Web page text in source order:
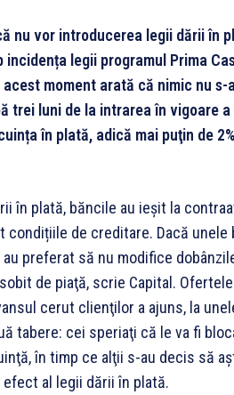
nu vor introducerea legii dării în
legii programul Prima
moment arată că nimic nu
trei luni de la intrarea în vigoare
în plată, adică mai puţin de
în plată, băncile au ieșit la
de creditare. Dacă
preferat să nu modifice
de piaţă, scrie Capital.
cerut clienţilor a ajuns, la
tabere: cei speriaţi că le va fi
în timp ce alţii s-au decis să
al legii dării în plată.